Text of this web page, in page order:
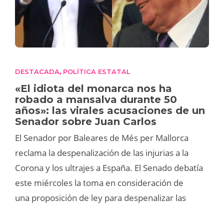
DESTACADA, POLÍTICA ESTATAL
«El idiota del monarca nos ha
robado a mansalva durante 50
años»: las virales acusaciones de un
Senador sobre Juan Carlos
El Senador por Baleares de Més per Mallorca
reclama la despenalización de las injurias a la
Corona y los ultrajes a España. El Senado debatía
este miércoles la toma en consideración de
una proposición de ley para despenalizar las